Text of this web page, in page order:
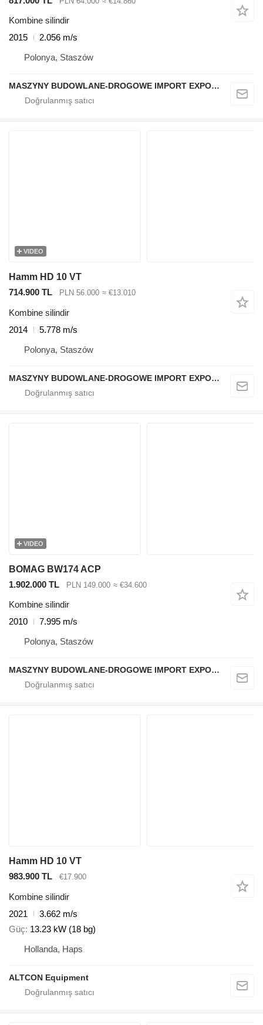
Kombine silindir
2015
2.056 m/s
Polonya, Staszów
MASZYNY BUDOWLANE-DROGOWE IMPORT EXPORT
VIDEO
Hamm HD 10 VT
714.900 TL
PLN 56.000 ≈ €13.010
Kombine silindir
2014
5.778 m/s
Polonya, Staszów
MASZYNY BUDOWLANE-DROGOWE IMPORT EXPORT
VIDEO
BOMAG BW174 ACP
1.902.000 TL
PLN 149.000 ≈ €34.600
Kombine silindir
2010
7.995 m/s
Polonya, Staszów
MASZYNY BUDOWLANE-DROGOWE IMPORT EXPORT
Hamm HD 10 VT
983.900 TL
€17.900
Kombine silindir
2021
3.662 m/s
Güç 13.23 kW (18 bg)
Hollanda, Haps
ALTCON Equipment